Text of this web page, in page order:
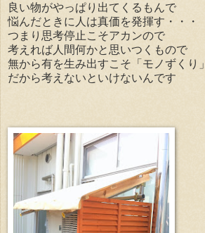
良い物がやっぱり出てくるもんで
悩んだときに人は真価を発揮す・・・
つまり思考停止こそアカンので
考えれば人間何かと思いつくもので
無から有を生み出すこそ「モノずくり」
だから考えないといけないんです